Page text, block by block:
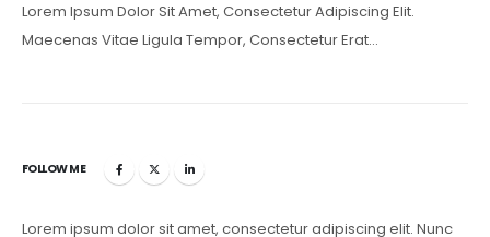
Lorem Ipsum Dolor Sit Amet, Consectetur Adipiscing Elit.
Maecenas Vitae Ligula Tempor, Consectetur Erat…
FOLLOW ME
Lorem ipsum dolor sit amet, consectetur adipiscing elit. Nunc